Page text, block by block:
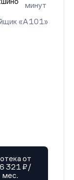
минут
«А101»
от
321 ₽/
мес.